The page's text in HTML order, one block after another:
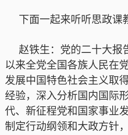
下面一起来听听思政课
赵铁生：党的二十大报
以来全党全国各族人民在
发展中国特色社会主义取
经验，深入分析国内国际
代、新征程党和国家事业
制定行动纲领和大政方针